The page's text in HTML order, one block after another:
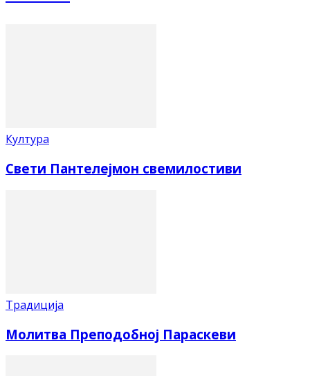
Култура
Свети Пантелејмон свемилостиви
Традиција
Молитва Преподобној Параскеви